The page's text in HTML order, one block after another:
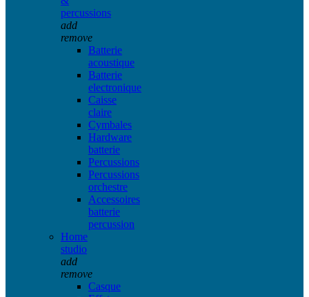
percussions
add
remove
Batterie
acoustique
Batterie
electronique
Caisse
claire
Cymbales
Hardware
batterie
Percussions
Percussions
orchestre
Accessoires
batterie
percussion
Home
studio
add
remove
Casque